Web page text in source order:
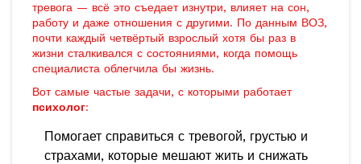
тревога — всё это съедает изнутри, влияет на сон,
работу и даже отношения с другими. По данным ВОЗ,
почти каждый четвёртый взрослый хотя бы раз в
жизни сталкивался с состояниями, когда помощь
специалиста облегчила бы жизнь.
Вот самые частые задачи, с которыми работает
психолог:
Помогает справиться с тревогой, грустью и
страхами, которые мешают жить и снижать